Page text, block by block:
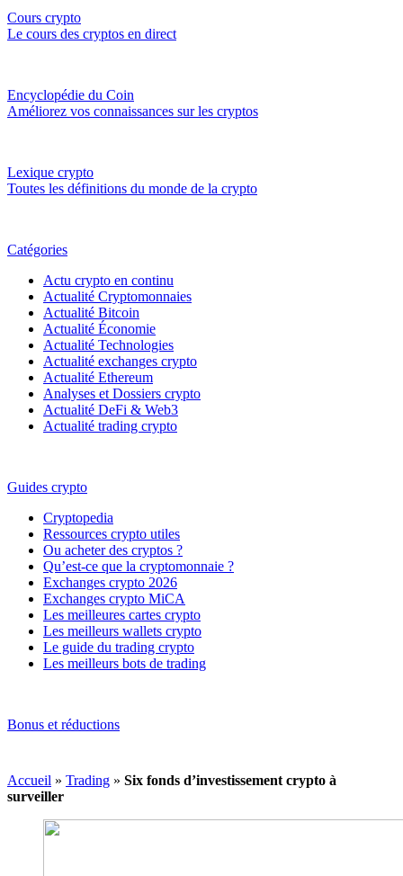
Cours crypto
Le cours des cryptos en direct
Encyclopédie du Coin
Améliorez vos connaissances sur les cryptos
Lexique crypto
Toutes les définitions du monde de la crypto
Catégories
Actu crypto en continu
Actualité Cryptomonnaies
Actualité Bitcoin
Actualité Économie
Actualité Technologies
Actualité exchanges crypto
Actualité Ethereum
Analyses et Dossiers crypto
Actualité DeFi & Web3
Actualité trading crypto
Guides crypto
Cryptopedia
Ressources crypto utiles
Ou acheter des cryptos ?
Qu’est-ce que la cryptomonnaie ?
Exchanges crypto 2026
Exchanges crypto MiCA
Les meilleures cartes crypto
Les meilleurs wallets crypto
Le guide du trading crypto
Les meilleurs bots de trading
Bonus et réductions
Accueil » Trading » Six fonds d’investissement crypto à
surveiller